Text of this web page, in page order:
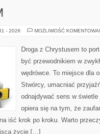
- 2026 MOŻLIWOŚĆ
Droga z Chrystusem to
być przewodnikiem w
wędrówce. To miejsce dla
Stwórcy, umacniać
odnajdywać sens w świetle
opiera się na tym, że
iść krok po kroku. Warto
życie […]